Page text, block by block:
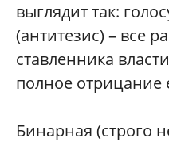
выглядит так:
(антитезис) – все
ставленника
полное отрицание
Бинарная (строго